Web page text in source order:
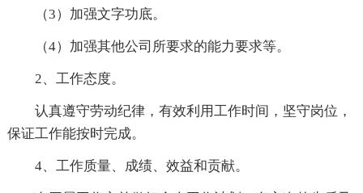
（3）加强文字功底。
（4）加强其他公司所要求的能力要求等。
2、工作态度。
认真遵守劳动纪律，有效利用工作时间，坚守岗位，
保证工作能按时完成。
4、工作质量、成绩、效益和贡献。